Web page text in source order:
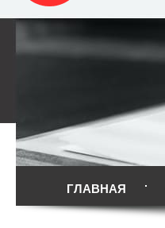
ГЛАВНАЯ